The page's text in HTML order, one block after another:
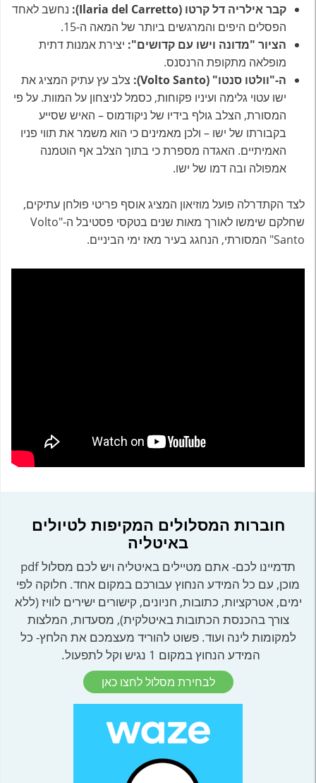
קבר אילריה דל קרטו (Ilaria del Carretto):
נחשב לאחד
הפסלים היפים והמרגשים ביותר של המאה ה-15.
הציור "מדונה וישו עם קדושים": יצירת אמנות דתית
מופלאה מתקופת הרנסנס.
ה-"וולטו סנטו" (Volto Santo):
צלב עץ עתיק המציג את
ישו עטוי גלימה ועיניו פקוחות, כסמל לניצחון על המוות. על פי
המסורת, הצלב גולף בידיו של ניקודמוס – האיש שסייע
בקבורתו של ישו – ולכן מאמינים כי הוא משמר את תווי פניו
האמיתיים. האגדה מספרת כי בתוך הצלב אף הוטמנה
אמפולה ובה דמו של ישו.
לצד הקתדרלה פועל מוזיאון המציג אוסף פריטי פולחן עתיקים,
שחלקם שימשו לאורך מאות שנים בטקסי פסטיבל ה-"Volto
Santo" המסורתי, הנחגג בעיר מאז ימי הביניים.
חוברות המסלולים המקיפות לטיולים
באיטליה
תדמיינו לכם- אתם מטיילים באיטליה ויש לכם מסלול pdf
מוכן, עם כל המידע הנחוץ עבורכם במקום אחד. חלוקה לפי
ימים, אטרקציות, כתובות, חניונים, קישורים ישירים לוויז (ללא
צורך בהכנסת הכתובות באיטלקית), מסעדות, המלצות
למקומות לינה ועוד. פשוט להוריד מעצמכם את הלחץ- כל
המידע הנחוץ במקום 1 נגיש וקל לתפעול.
לבחירת מסלול לחצו כאן